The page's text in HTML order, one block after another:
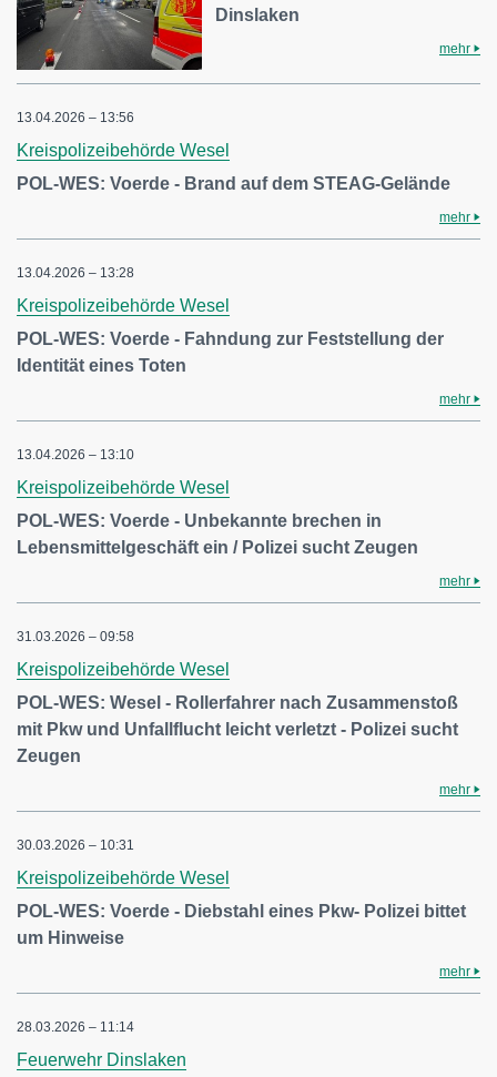
Dinslaken
mehr
13.04.2026 – 13:56
Kreispolizeibehörde Wesel
POL-WES: Voerde - Brand auf dem STEAG-Gelände
mehr
13.04.2026 – 13:28
Kreispolizeibehörde Wesel
POL-WES: Voerde - Fahndung zur Feststellung der
Identität eines Toten
mehr
13.04.2026 – 13:10
Kreispolizeibehörde Wesel
POL-WES: Voerde - Unbekannte brechen in
Lebensmittelgeschäft ein / Polizei sucht Zeugen
mehr
31.03.2026 – 09:58
Kreispolizeibehörde Wesel
POL-WES: Wesel - Rollerfahrer nach Zusammenstoß
mit Pkw und Unfallflucht leicht verletzt - Polizei sucht
Zeugen
mehr
30.03.2026 – 10:31
Kreispolizeibehörde Wesel
POL-WES: Voerde - Diebstahl eines Pkw- Polizei bittet
um Hinweise
mehr
28.03.2026 – 11:14
Feuerwehr Dinslaken